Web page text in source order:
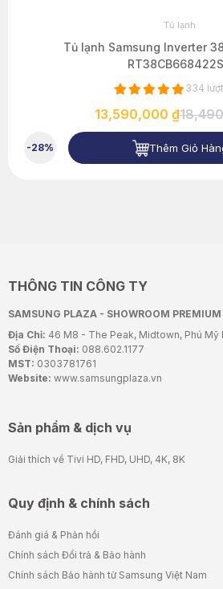
Tủ lạnh
Tủ lạnh Samsung Inverter
334
13,590,000 ₫
-28% Thêm Giỏ
THÔNG TIN CÔNG TY
SAMSUNG PLAZA - SHOWROOM PREMIUM
Địa Chỉ: 46 M8 - The Peak, Midtown, Phú Mỹ
Số Điện Thoại: 088.602.1177
MST: 0303781761
Website: www.samsungplaza.vn
Sản phẩm & dịch vụ
Giải thích về Tivi HD, FHD, UHD, 4K, 8K
Quy định & chính sách
Đánh giá & Phản hồi
Chính sách Đổi trả & Bảo hành
Chính sách Bảo hành từ Samsung Việt Nam